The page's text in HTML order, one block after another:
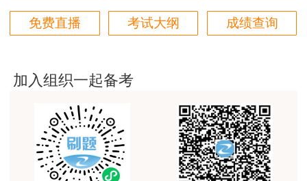
得懂。简答题总结的也很到位。
用户m5****88
听他的课过的！
客户回复迅速，热心解答，购买体验很不错。
用户m2****88
讲得好
免费直播 考试大纲 成绩查询
加入组织一起备考